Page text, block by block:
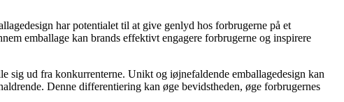
har potentialet til at give genlyd hos forbrugerne på et
emballage kan brands effektivt engagere forbrugerne og inspirere
ud fra konkurrenterne. Unikt og iøjnefaldende emballagedesign kan
Denne differentiering kan øge bevidstheden, øge forbrugernes